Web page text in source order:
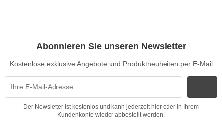
Abonnieren Sie unseren Newsletter
Kostenlose exklusive Angebote und Produktneuheiten per E-Mail
Der Newsletter ist kostenlos und kann jederzeit hier oder in Ihrem
Kundenkonto wieder abbestellt werden.